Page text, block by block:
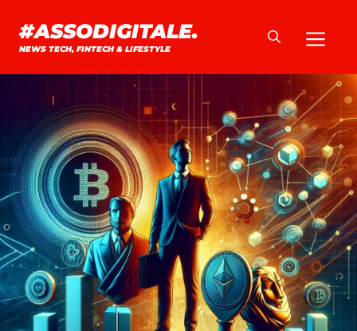
contenuto
#ASSODIGITALE.
NEWS TECH, FINTECH & LIFESTYLE